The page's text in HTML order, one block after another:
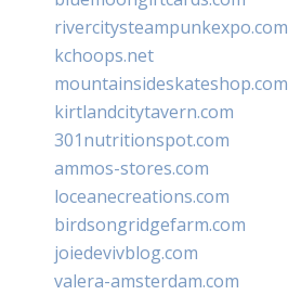
rivercitysteampunkexpo.com
kchoops.net
mountainsideskateshop.com
kirtlandcitytavern.com
301nutritionspot.com
ammos-stores.com
loceanecreations.com
birdsongridgefarm.com
joiedevivblog.com
valera-amsterdam.com